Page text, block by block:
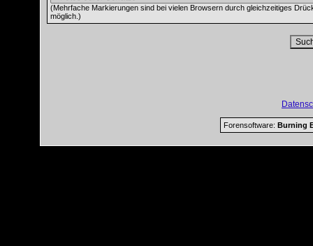
(Mehrfache Markierungen sind bei vielen Browsern durch gleichzeitiges
möglich.)
Forensoftware: Burning